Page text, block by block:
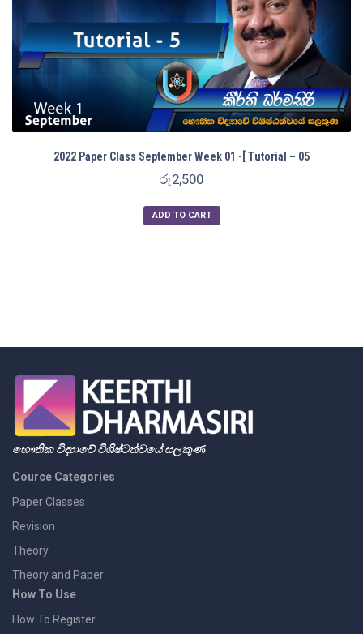
2022 Paper Class September Week 01 -[ Tutorial – 05
රු2,500
ADD TO CART
භෞතික විද්‍යාවේ විශිෂ්ටත්වයේ සලකුණ
Cource Categories
Paper Classes
Revision
Theory
Theory and Paper
How To Use
How To Register